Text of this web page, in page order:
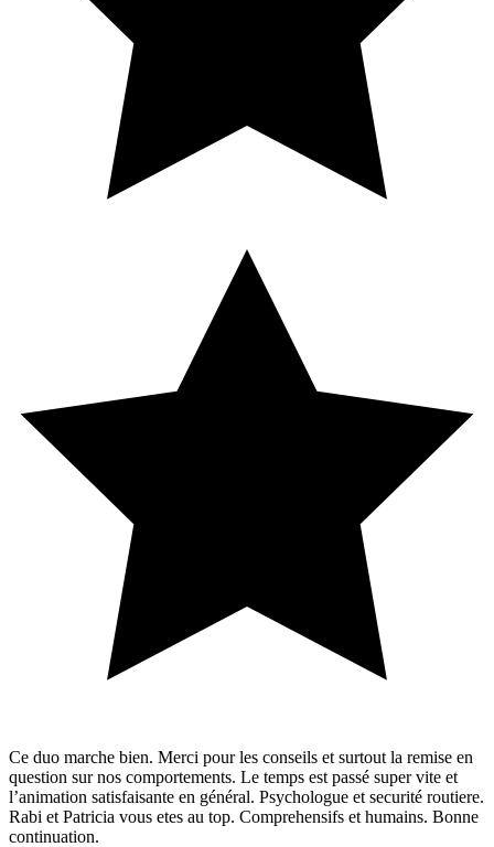
Ce duo marche bien. Merci pour les conseils et surtout la remise en
question sur nos comportements. Le temps est passé super vite et
l’animation satisfaisante en général. Psychologue et securité routiere.
Rabi et Patricia vous etes au top. Comprehensifs et humains. Bonne
continuation.